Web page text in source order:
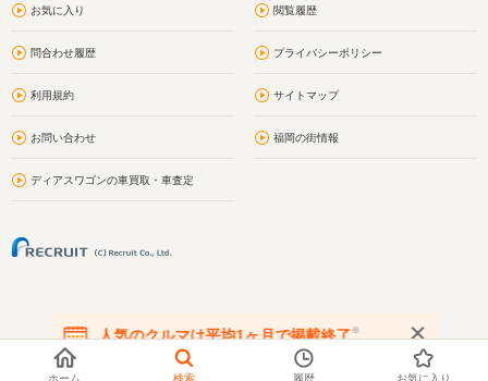
お気に入り 閲覧履歴
問合わせ履歴 プライバシーポリシー
利用規約 サイトマップ
お問い合わせ 福岡の街情報
ディアスワゴンの車買取・車査定
人気のクルマは平均1ヶ月で掲載終了※
在庫が無くなる前にお問い合わせください
ホーム 検索 履歴 お気に入り